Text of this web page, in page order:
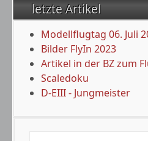
letzte Artikel
Modellflugtag 06. Juli
Bilder FlyIn 2023
Artikel in der BZ zum
Scaledoku
D-EIII - Jungmeister